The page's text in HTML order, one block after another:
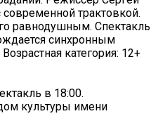
трактовкой.
равнодушным. Спектакль
синхронным
категория: 12+
в 18:00.
культуры имени